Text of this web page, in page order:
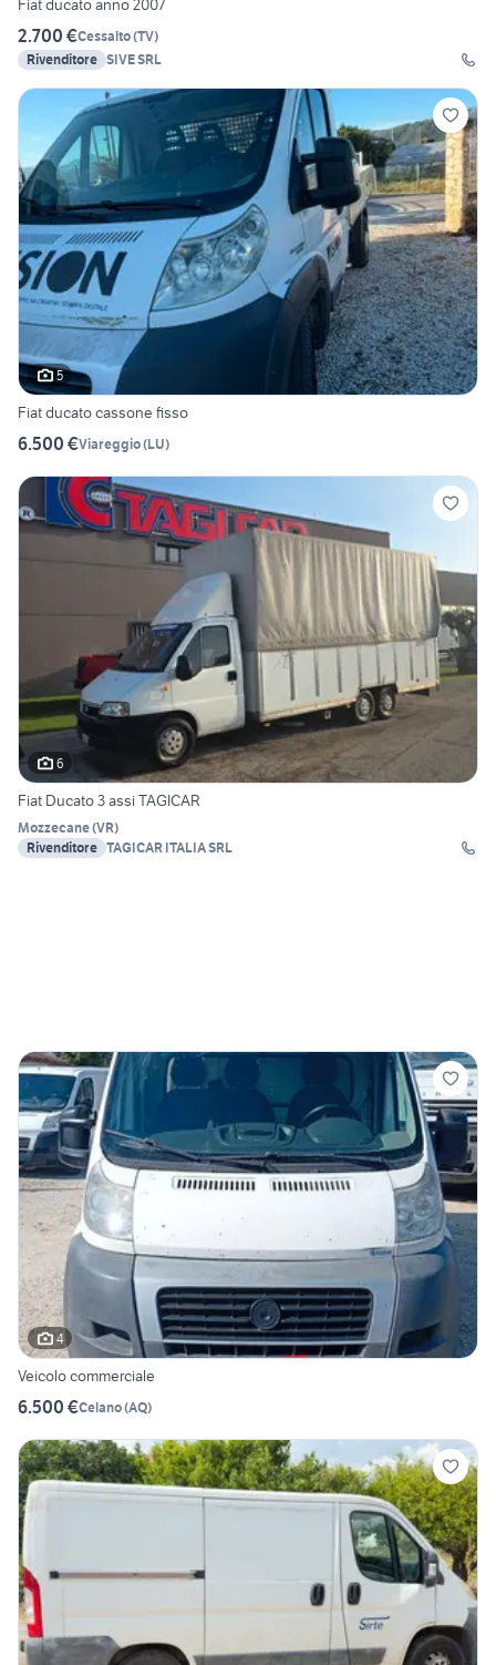
Fiat ducato anno 2007
2.700 €Cessalto(TV)
Rivenditore
SIVE SRL
5
Fiat ducato cassone fisso
6.500 €Viareggio(LU)
6
Fiat Ducato 3 assi TAGICAR
Mozzecane(VR)
Rivenditore TAGICAR ITALIA SRL
4
Veicolo commerciale
6.500 €Celano(AQ)